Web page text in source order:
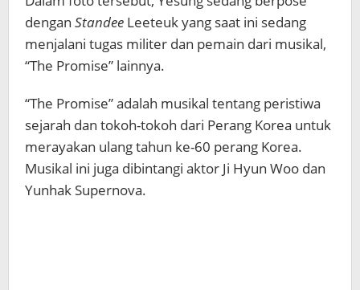
dengan Standee Leeteuk yang saat ini sedang
menjalani tugas militer dan pemain dari musikal,
“The Promise” lainnya.
“The Promise” adalah musikal tentang peristiwa
sejarah dan tokoh-tokoh dari Perang Korea untuk
merayakan ulang tahun ke-60 perang Korea.
Musikal ini juga dibintangi aktor Ji Hyun Woo dan
Yunhak Supernova.